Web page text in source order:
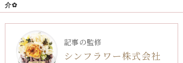
介✿
記事の監修
シンフラワー株式会社